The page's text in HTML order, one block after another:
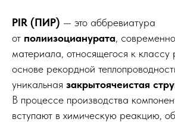
PIR (ПИР) — это аббревиатура
от полиизоцианурата,
материала, относящегося к классу
основе рекордной
уникальная закрытоячеистая
В процессе производства
вступают в химическую реакцию,